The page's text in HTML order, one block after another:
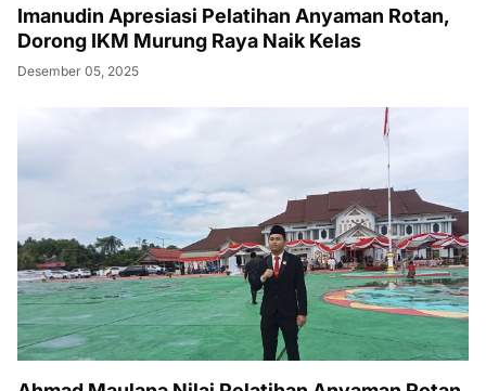
Ahmad Maulana Nilai Pelatihan Anyaman Rotan
Dorong Ekonomi Kreatif dan Pelestarian Budaya
Lokal
Desember 08, 2025